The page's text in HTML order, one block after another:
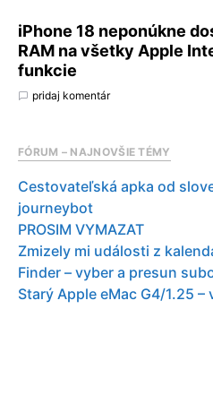
iPhone 18 neponúkne
RAM na všetky Apple
funkcie
pridaj komentár
FÓRUM – NAJNOVŠIE TÉMY
Cestovateľská apka od
journeybot
PROSIM VYMAZAT
Zmizely mi události z
Finder – vyber a presun
Starý Apple eMac G4/1.25 –